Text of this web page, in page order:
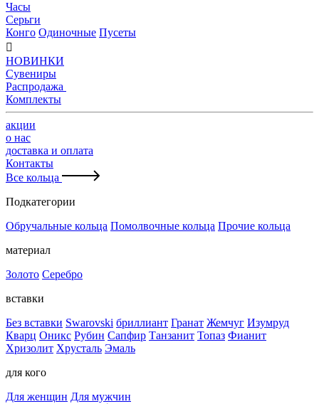
Часы
Серьги
Конго Одиночные Пусеты

НОВИНКИ
Сувениры
Распродажа
Комплекты
акции
о нас
доставка и оплата
Контакты
Все кольца
Подкатегории
Обручальные кольца Помолвочные кольца Прочие кольца
материал
Золото Серебро
вставки
Без вставки Swarovski бриллиант Гранат Жемчуг Изумруд
Кварц Оникс Рубин Сапфир Танзанит Топаз Фианит
Хризолит Хрусталь Эмаль
для кого
Для женщин Для мужчин